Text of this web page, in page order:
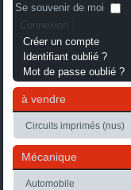
Se souvenir de moi
Connexion
Créer un compte
Identifiant oublié ?
Mot de passe oublié ?
à vendre
Circuits imprimés (nus)
Mécanique
Automobile